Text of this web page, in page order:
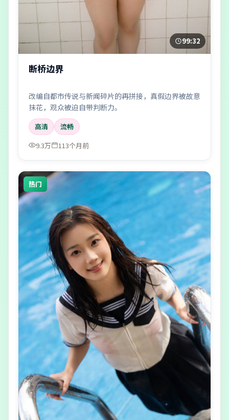
99:32
断桥边界
改编自都市传说与新闻碎片的再拼接，真假边界被故意
抹花，观众被迫自带判断力。
高清
流畅
9.3万
113个月前
热门